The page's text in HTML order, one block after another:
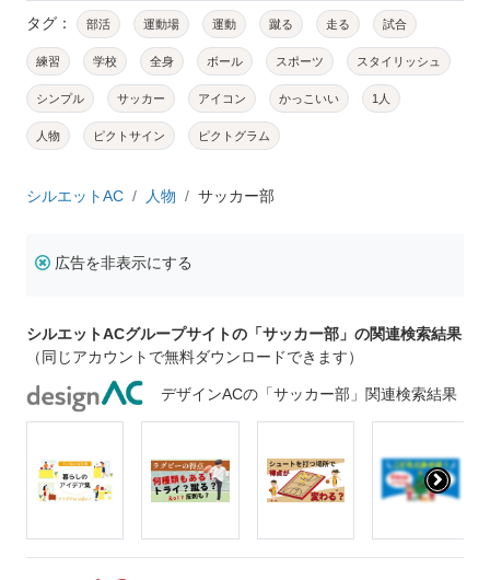
タグ： 部活 運動場 運動 蹴る 走る 試合
練習 学校 全身 ボール スポーツ スタイリッシュ
シンプル サッカー アイコン かっこいい 1人
人物 ピクトサイン ピクトグラム
シルエットAC 人物 サッカー部
広告を非表示にする
シルエットACグループサイトの「サッカー部」の関連検索結果
（同じアカウントで無料ダウンロードできます）
デザインACの「サッカー部」関連検索結果